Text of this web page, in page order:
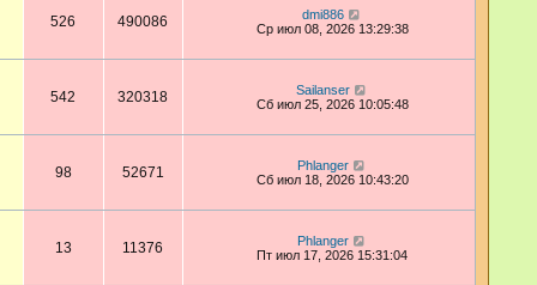
526 490086
dmi886
Ср июл 08, 2026 13:29:38
542 320318
Sailanser
Сб июл 25, 2026 10:05:48
98 52671
Phlanger
Сб июл 18, 2026 10:43:20
13 11376
Phlanger
Пт июл 17, 2026 15:31:04